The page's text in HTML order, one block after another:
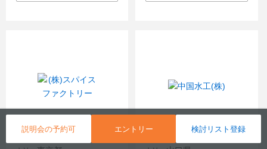
説明会の予約可 エントリー 検討リスト登録
放送 建設コンサルタント